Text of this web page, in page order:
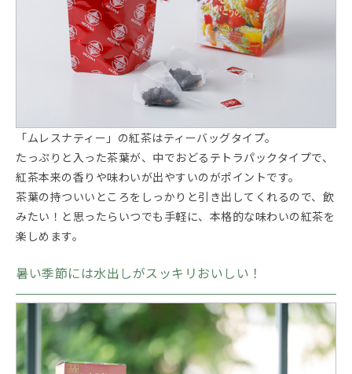
「ムレスナティー」の紅茶はティーバッグタイプ。
たっぷりと入った茶葉が、中でおどるテトラパックタイプで、
紅茶本来の香りや味わいが出やすいのがポイントです。
茶葉の持ついいところをしっかりと引き出してくれるので、飲
みたい！と思ったらいつでも手軽に、本格的な味わいの紅茶を
楽しめます。
暑い季節には水出しがスッキリおいしい！